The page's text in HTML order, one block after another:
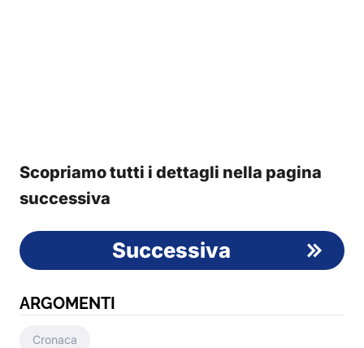
Scopriamo tutti i dettagli nella pagina
successiva
Successiva
ARGOMENTI
Cronaca